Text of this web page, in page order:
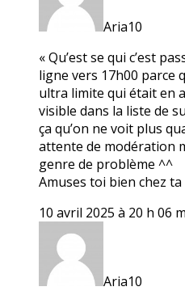
Aria10
« Qu’est se qui c’est
ligne vers 17h00 parce
ultra limite qui était en
visible dans la liste de
ça qu’on ne voit plus
attente de modération
genre de problème ^^
Amuses toi bien chez ta
10 avril 2025 à 20 h 06
Aria10